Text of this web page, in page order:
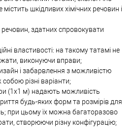
містить шкідливих хімічних речовин і
речовин, здатних спровокувати
властивості: на такому татамі не
виконуючи вправи;
і забарвлення з можливістю
різні варіанти;
(1x1 м) надають можливість
будь-яких форм та розмірів для
при цьому їх можна багаторазово
створюючи різну конфігурацію;